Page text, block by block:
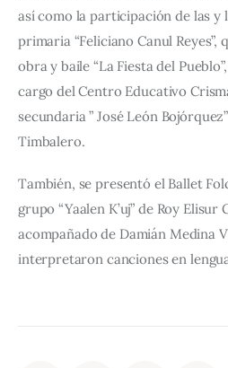
así como la participación de las y
primaria “Feliciano Canul
obra y baile “La Fiesta del
cargo del Centro Educativo
secundaria ” José León
Timbalero.
También, se presentó el Ballet
grupo “Yaalen K’uj” de Roy Elisur
acompañado de Damián Medina
interpretaron canciones en